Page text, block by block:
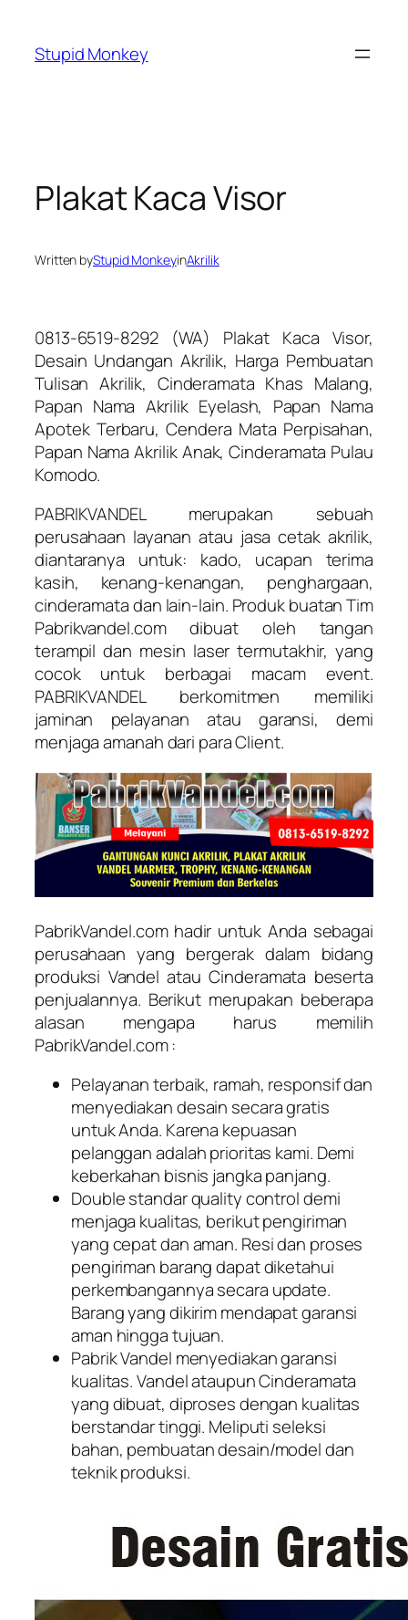
content
Stupid Monkey
Plakat Kaca Visor
Written byStupid MonkeyinAkrilik
0813-6519-8292 (WA) Plakat Kaca Visor,
Desain Undangan Akrilik, Harga Pembuatan
Tulisan Akrilik, Cinderamata Khas Malang,
Papan Nama Akrilik Eyelash, Papan Nama
Apotek Terbaru, Cendera Mata Perpisahan,
Papan Nama Akrilik Anak, Cinderamata Pulau
Komodo.
PABRIKVANDEL merupakan sebuah
perusahaan layanan atau jasa cetak akrilik,
diantaranya untuk: kado, ucapan terima
kasih, kenang-kenangan, penghargaan,
cinderamata dan lain-lain. Produk buatan Tim
Pabrikvandel.com dibuat oleh tangan
terampil dan mesin laser termutakhir, yang
cocok untuk berbagai macam event.
PABRIKVANDEL berkomitmen memiliki
jaminan pelayanan atau garansi, demi
menjaga amanah dari para Client.
PabrikVandel.com hadir untuk Anda sebagai
perusahaan yang bergerak dalam bidang
produksi Vandel atau Cinderamata beserta
penjualannya. Berikut merupakan beberapa
alasan mengapa harus memilih
PabrikVandel.com :
Pelayanan terbaik, ramah, responsif dan
menyediakan desain secara gratis
untuk Anda. Karena kepuasan
pelanggan adalah prioritas kami. Demi
keberkahan bisnis jangka panjang.
Double standar quality control demi
menjaga kualitas, berikut pengiriman
yang cepat dan aman. Resi dan proses
pengiriman barang dapat diketahui
perkembangannya secara update.
Barang yang dikirim mendapat garansi
aman hingga tujuan.
Pabrik Vandel menyediakan garansi
kualitas. Vandel ataupun Cinderamata
yang dibuat, diproses dengan kualitas
berstandar tinggi. Meliputi seleksi
bahan, pembuatan desain/model dan
teknik produksi.